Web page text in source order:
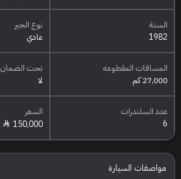
السنة
1982
نوع الجير
عادي
المسافات المقطوعه
27,000 كم
تحت الضمان
لا
عدد السلندرات
6
السعر
150,000
مواصفات السيارة